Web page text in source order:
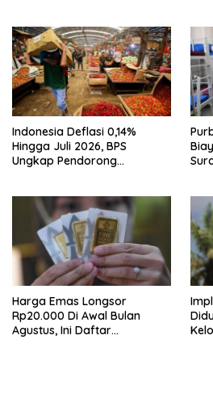
Indonesia Deflasi 0,14%
Hingga Juli 2026, BPS
Ungkap Pendorong
Harga Emas Longsor
Rp20.000 Di Awal Bulan
Agustus, Ini Daftar